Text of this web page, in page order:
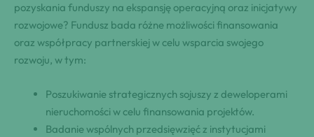
pozyskania funduszy na ekspansję operacyjną oraz inicjatywy
rozwojowe? Fundusz bada różne możliwości finansowania
oraz współpracy partnerskiej w celu wsparcia swojego
rozwoju, w tym:
Poszukiwanie strategicznych sojuszy z deweloperami
nieruchomości w celu finansowania projektów.
Badanie wspólnych przedsięwzięć z instytucjami